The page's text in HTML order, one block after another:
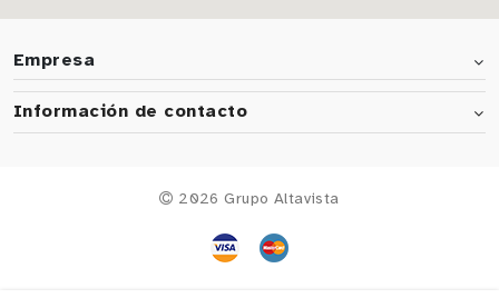
Empresa
Información de contacto
2026 Grupo Altavista